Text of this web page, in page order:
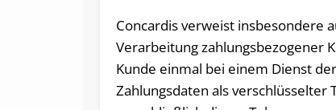
Concardis verweist insbesondere
Verarbeitung zahlungsbezogener
Kunde einmal bei einem Dienst
Zahlungsdaten als verschlüsselter